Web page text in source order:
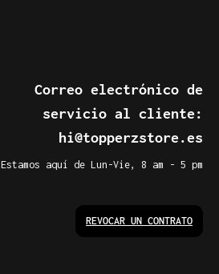
Correo electrónico de
servicio al cliente:
hi@topperzstore.es
Estamos aquí de Lun-Vie, 8 am - 5 pm
REVOCAR UN CONTRATO